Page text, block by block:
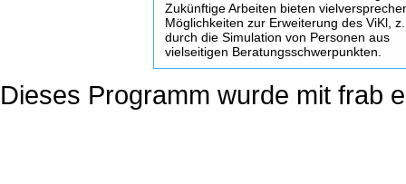
Zukünftige Arbeiten bieten
Möglichkeiten zur Erweiterung des ViKl,
durch die Simulation von Personen aus
vielseitigen Beratungsschwerpunkten.
Dieses Programm wurde mit frab